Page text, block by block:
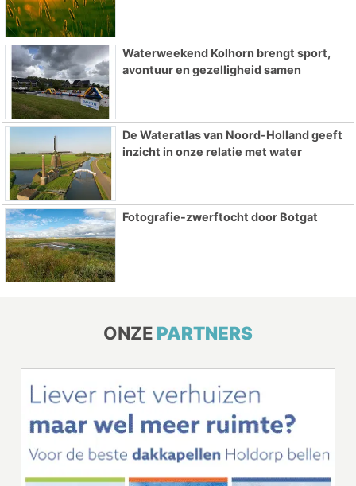
Waterweekend Kolhorn brengt sport,
avontuur en gezelligheid samen
De Wateratlas van Noord-Holland geeft
inzicht in onze relatie met water
Fotografie-zwerftocht door Botgat
ONZE PARTNERS